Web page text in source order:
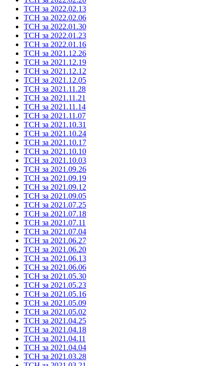
ТСН за 2022.02.13
ТСН за 2022.02.06
ТСН за 2022.01.30
ТСН за 2022.01.23
ТСН за 2022.01.16
ТСН за 2021.12.26
ТСН за 2021.12.19
ТСН за 2021.12.12
ТСН за 2021.12.05
ТСН за 2021.11.28
ТСН за 2021.11.21
ТСН за 2021.11.14
ТСН за 2021.11.07
ТСН за 2021.10.31
ТСН за 2021.10.24
ТСН за 2021.10.17
ТСН за 2021.10.10
ТСН за 2021.10.03
ТСН за 2021.09.26
ТСН за 2021.09.19
ТСН за 2021.09.12
ТСН за 2021.09.05
ТСН за 2021.07.25
ТСН за 2021.07.18
ТСН за 2021.07.11
ТСН за 2021.07.04
ТСН за 2021.06.27
ТСН за 2021.06.20
ТСН за 2021.06.13
ТСН за 2021.06.06
ТСН за 2021.05.30
ТСН за 2021.05.23
ТСН за 2021.05.16
ТСН за 2021.05.09
ТСН за 2021.05.02
ТСН за 2021.04.25
ТСН за 2021.04.18
ТСН за 2021.04.11
ТСН за 2021.04.04
ТСН за 2021.03.28